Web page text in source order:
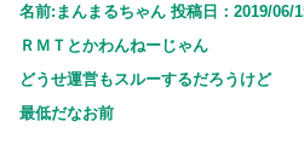
名前:まんまるちゃん 投稿日：2019/06/
ＲＭＴとかわんねーじゃん
どうせ運営もスルーするだろうけど
最低だなお前